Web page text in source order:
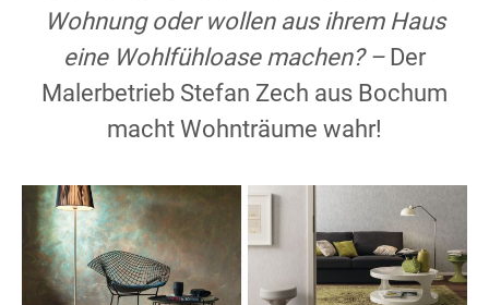
Wohnung oder wollen aus ihrem Haus
eine Wohlfühloase machen? – Der
Malerbetrieb Stefan Zech aus Bochum
macht Wohnträume wahr!